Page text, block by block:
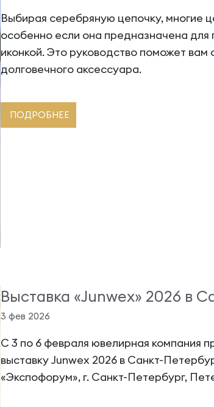
Выбирая серебряную цепочку, многие
особенно если она предназначена для
иконкой. Это руководство поможет
долговечного аксессуара.
ПОДРОБНЕЕ
Выставка «Junwex» 2026 в
3 фев 2026
С 3 по 6 февраля ювелирная компания
выставку Junwex 2026 в Санкт-
«Экспофорум», г. Санкт-Петербург,